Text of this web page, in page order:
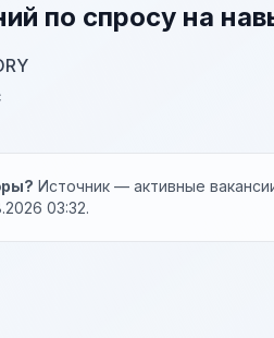
по спросу на
Источник — активные
03:32.